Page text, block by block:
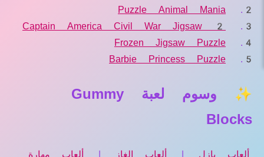
Puzzle Animal Mania
Captain America Civil War Jigsaw 2
Frozen Jigsaw Puzzle
Barbie Princess Puzzle
✨ وسوم لعبة Gummy
Blocks
ألعاب بازل | ألعاب الغاز | ألعاب مهارة